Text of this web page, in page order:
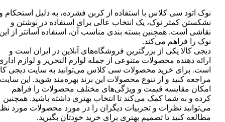
نوک اتود سی کلاس با استفاده از کربن فشرده، به دلیل استحکام
نشکستن کمتر نوک، یک انتخاب عالی برای استفاده در نوشتن و
نقاشی است. همچنین بسته بندی مناسب آن، استفاده آسانتر از
نوک را فراهم می‌کند.
دیجی کالا یکی از بزرگترین فروشگاه‌های آنلاین در ایران است و
ارائه دهنده محصولات متنوعی از جمله لوازم التحریر و لوازم
است. برای خرید محصولات سی کلاس می‌توانید به سایت دیجی
مراجعه کنید و از تنوع محصولات این برند بهره‌مند شوید. این سایت
امکان مقایسه قیمت و ویژگی‌های مختلف محصولات را فراهم
کرده و به شما کمک می‌کند تا انتخاب بهتری داشته باشید. همچنین
می‌توانید نظرات و تجربیات دیگران را در مورد محصولات مورد
مطالعه کنید تا تصمیم بهتری برای خرید خودتان بگیرید.